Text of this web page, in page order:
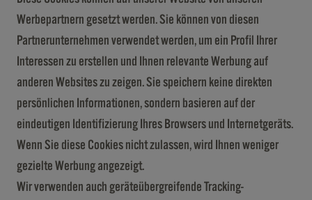
Werbepartnern gesetzt werden. Sie können von diesen
Partnerunternehmen verwendet werden, um ein Profil Ihrer
Interessen zu erstellen und Ihnen relevante Werbung auf
anderen Websites zu zeigen. Sie speichern keine direkten
persönlichen Informationen, sondern basieren auf der
eindeutigen Identifizierung Ihres Browsers und Internetgeräts.
Wenn Sie diese Cookies nicht zulassen, wird Ihnen weniger
gezielte Werbung angezeigt.
Wir verwenden auch geräteübergreifende Tracking-